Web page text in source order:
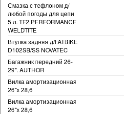
Смазка с тефлоном д/
любой погоды для цепи
5 л. TF2 PERFORMANCE
WELDTITE
Втулка задняя д/FATBIKE
D102SB/SS NOVATEC
Багажник передний 26-
29". AUTHOR
Вилка амортизационная
26"х 28,6
Вилка амортизационная
26"х 28,6